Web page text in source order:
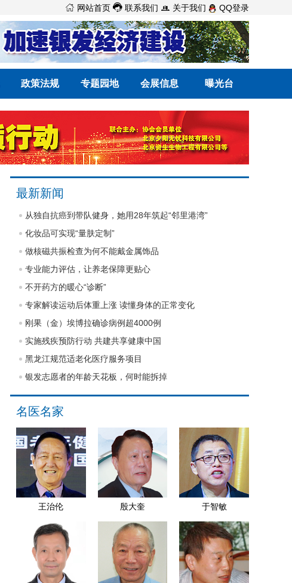
 网站首页  联系我们  关于我们 QQ登录
政策法规 专题园地 会展信息 曝光台
最新新闻
从独自抗癌到带队健身，她用28年筑起“邻里港湾”
化妆品可实现“量肤定制”
做核磁共振检查为何不能戴金属饰品
专业能力评估，让养老保障更贴心
不开药方的暖心“诊断”
专家解读运动后体重上涨 读懂身体的正常变化
刚果（金）埃博拉确诊病例超4000例
实施残疾预防行动 共建共享健康中国
黑龙江规范适老化医疗服务项目
银发志愿者的年龄天花板，何时能拆掉
名医名家
王治伦 殷大奎 于智敏